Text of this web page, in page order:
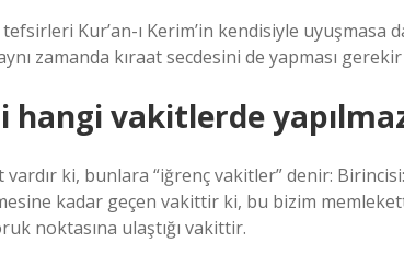
tefsirleri Kur’an-ı Kerim’in kendisiyle
zamanda kıraat secdesini de yapması
hangi vakitlerde
ki, bunlara “iğrenç vakitler” denir:
kadar geçen vakittir ki, bu bizim
noktasına ulaştığı vakittir.